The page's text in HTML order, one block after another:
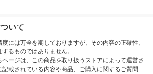
いて
には万全を期しておりますが、その内容の正確性、
るものではありません。
ージは、この商品を取り扱うストアによって運営さ
載されている内容や商品、ご購入に関するご質問